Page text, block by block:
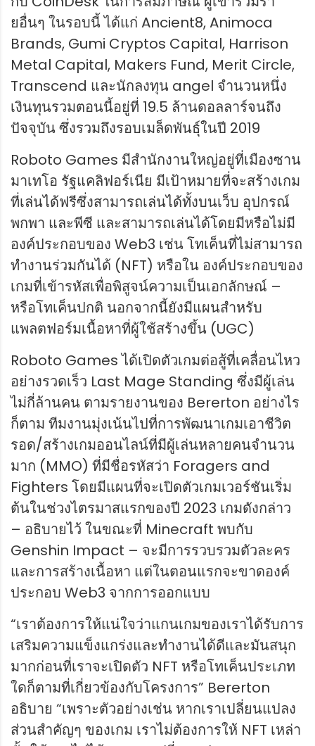
ยอื่นๆ ในรอบนี้ ได้แก่ Ancient8, Animoca
Brands, Gumi Cryptos Capital, Harrison
Metal Capital, Makers Fund, Merit Circle,
Transcend และนักลงทุน angel จำนวนหนึ่ง
เงินทุนรวมตอนนี้อยู่ที่ 19.5 ล้านดอลลาร์จนถึง
ปัจจุบัน ซึ่งรวมถึงรอบเมล็ดพันธุ์ในปี 2019
Roboto Games มีสำนักงานใหญ่อยู่ที่เมืองซาน
มาเทโอ รัฐแคลิฟอร์เนีย มีเป้าหมายที่จะสร้างเกม
ที่เล่นได้ฟรีซึ่งสามารถเล่นได้ทั้งบนเว็บ อุปกรณ์
พกพา และพีซี และสามารถเล่นได้โดยมีหรือไม่มี
องค์ประกอบของ Web3 เช่น โทเค็นที่ไม่สามารถ
ทำงานร่วมกันได้ (NFT) หรือใน องค์ประกอบของ
เกมที่เข้ารหัสเพื่อพิสูจน์ความเป็นเอกลักษณ์ –
หรือโทเค็นปกติ นอกจากนี้ยังมีแผนสำหรับ
แพลตฟอร์มเนื้อหาที่ผู้ใช้สร้างขึ้น (UGC)
Roboto Games ได้เปิดตัวเกมต่อสู้ที่เคลื่อนไหว
อย่างรวดเร็ว Last Mage Standing ซึ่งมีผู้เล่น
ไม่กี่ล้านคน ตามรายงานของ Bererton อย่างไร
ก็ตาม ทีมงานมุ่งเน้นไปที่การพัฒนาเกมเอาชีวิต
รอด/สร้างเกมออนไลน์ที่มีผู้เล่นหลายคนจำนวน
มาก (MMO) ที่มีชื่อรหัสว่า Foragers and
Fighters โดยมีแผนที่จะเปิดตัวเกมเวอร์ชันเริ่ม
ต้นในช่วงไตรมาสแรกของปี 2023 เกมดังกล่าว
– อธิบายไว้ ในขณะที่ Minecraft พบกับ
Genshin Impact – จะมีการรวบรวมตัวละคร
และการสร้างเนื้อหา แต่ในตอนแรกจะขาดองค์
ประกอบ Web3 จากการออกแบบ
“เราต้องการให้แน่ใจว่าแกนเกมของเราได้รับการ
เสริมความแข็งแกร่งและทำงานได้ดีและมันสนุก
มากก่อนที่เราจะเปิดตัว NFT หรือโทเค็นประเภท
ใดก็ตามที่เกี่ยวข้องกับโครงการ” Bererton
อธิบาย “เพราะตัวอย่างเช่น หากเราเปลี่ยนแปลง
ส่วนสำคัญๆ ของเกม เราไม่ต้องการให้ NFT เหล่า